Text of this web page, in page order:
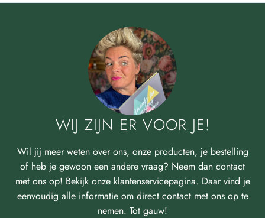
WIJ ZIJN ER VOOR JE!
Wil jij meer weten over ons, onze producten, je bestelling
of heb je gewoon een andere vraag? Neem dan contact
met ons op! Bekijk onze klantenservicepagina. Daar vind je
eenvoudig alle informatie om direct contact met ons op te
nemen. Tot gauw!